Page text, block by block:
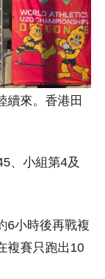
續來。香港田
、小組第4及
6小時後再戰複
複賽只跑出10